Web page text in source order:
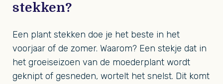
stekken?
Een plant stekken doe je het beste in het
voorjaar of de zomer. Waarom? Een stekje dat in
het groeiseizoen van de moederplant wordt
geknipt of gesneden, wortelt het snelst. Dit komt